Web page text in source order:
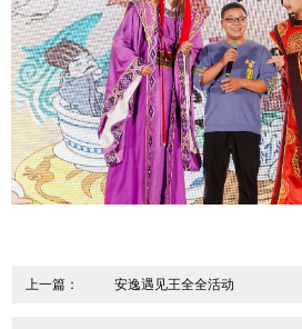
上一篇： 安逸遇见王全全活动